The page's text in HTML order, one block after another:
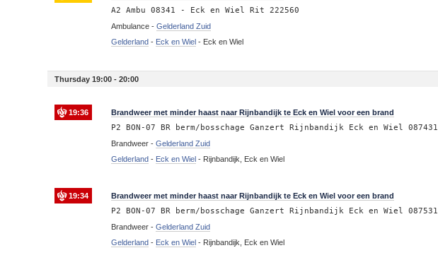
A2 Ambu 08341 - Eck en Wiel Rit 222560
Ambulance -Gelderland Zuid
Gelderland - Eck en Wiel - Eck en Wiel
Thursday 19:00 - 20:00
19:36 Brandweer met minder haast naar Rijnbandijk te Eck en Wiel voor een brand
P2 BON-07 BR berm/bosschage Ganzert Rijnbandijk Eck en Wiel 087431
Brandweer -Gelderland Zuid
Gelderland - Eck en Wiel - Rijnbandijk, Eck en Wiel
19:34 Brandweer met minder haast naar Rijnbandijk te Eck en Wiel voor een brand
P2 BON-07 BR berm/bosschage Ganzert Rijnbandijk Eck en Wiel 087531
Brandweer -Gelderland Zuid
Gelderland - Eck en Wiel - Rijnbandijk, Eck en Wiel